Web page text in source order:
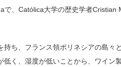
で、Católica大学の歴史学者
持ち、フランス領ポリネシアの島々
く、湿度が低いことから、ワイン